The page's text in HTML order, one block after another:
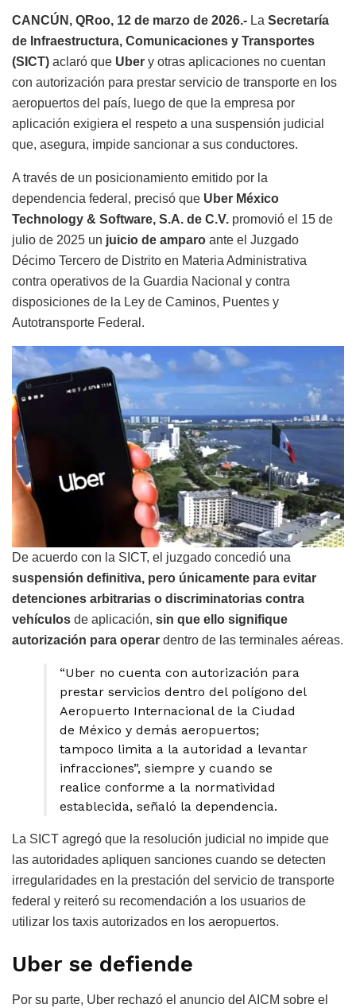
CANCÚN, QRoo, 12 de marzo de 2026.- La Secretaría
de Infraestructura, Comunicaciones y Transportes
(SICT) aclaró que Uber y otras aplicaciones no cuentan
con autorización para prestar servicio de transporte en los
aeropuertos del país, luego de que la empresa por
aplicación exigiera el respeto a una suspensión judicial
que, asegura, impide sancionar a sus conductores.
A través de un posicionamiento emitido por la
dependencia federal, precisó que Uber México
Technology & Software, S.A. de C.V. promovió el 15 de
julio de 2025 un juicio de amparo ante el Juzgado
Décimo Tercero de Distrito en Materia Administrativa
contra operativos de la Guardia Nacional y contra
disposiciones de la Ley de Caminos, Puentes y
Autotransporte Federal.
De acuerdo con la SICT, el juzgado concedió una
suspensión definitiva, pero únicamente para evitar
detenciones arbitrarias o discriminatorias contra
vehículos de aplicación, sin que ello signifique
autorización para operar dentro de las terminales aéreas.
“Uber no cuenta con autorización para
prestar servicios dentro del polígono del
Aeropuerto Internacional de la Ciudad
de México y demás aeropuertos;
tampoco limita a la autoridad a levantar
infracciones”, siempre y cuando se
realice conforme a la normatividad
establecida, señaló la dependencia.
La SICT agregó que la resolución judicial no impide que
las autoridades apliquen sanciones cuando se detecten
irregularidades en la prestación del servicio de transporte
federal y reiteró su recomendación a los usuarios de
utilizar los taxis autorizados en los aeropuertos.
Uber se defiende
Por su parte, Uber rechazó el anuncio del AICM sobre el